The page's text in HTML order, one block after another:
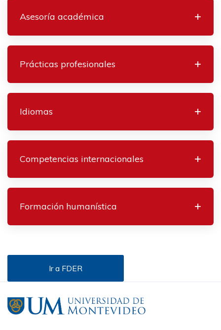
Asesoría académica
Prácticas profesionales
Idiomas
Competencias internacionales
Formación humanística
Ir a FDER